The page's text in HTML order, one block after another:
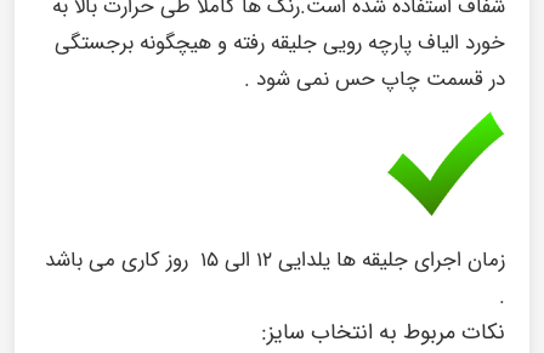
خورد الیاف پارچه رویی جلیقه رفته و هیچگونه برجستگی
در قسمت چاپ حس نمی شود .
زمان اجرای جلیقه ها یلدایی ۱۲ الی ۱۵ روز کاری می باشد
.
نکات مربوط به انتخاب سایز: